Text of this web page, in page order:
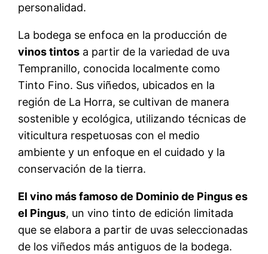
personalidad.
La bodega se enfoca en la producción de
vinos tintos a partir de la variedad de uva
Tempranillo, conocida localmente como
Tinto Fino. Sus viñedos, ubicados en la
región de La Horra, se cultivan de manera
sostenible y ecológica, utilizando técnicas de
viticultura respetuosas con el medio
ambiente y un enfoque en el cuidado y la
conservación de la tierra.
El vino más famoso de Dominio de Pingus es
el Pingus, un vino tinto de edición limitada
que se elabora a partir de uvas seleccionadas
de los viñedos más antiguos de la bodega.